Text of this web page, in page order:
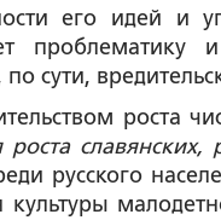
его идей и
и
сути,
роста
славянских,
русского